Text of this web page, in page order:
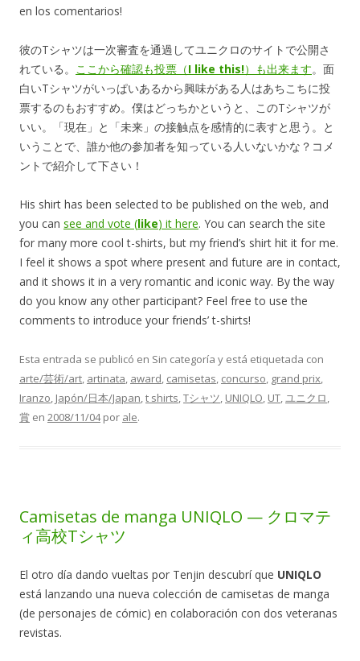
en los comentarios!
彼のTシャツは一次審査を通過してユニクロのサイトで公開さ
れている。 ここから確認も投票（I like this!）も出来ます。面
白いTシャツがいっぱいあるから興味がある人はあちこちに投
票するのもおすすめ。僕はどっちかというと、このTシャツが
いい。「現在」と「未来」の接触点を感情的に表すと思う。と
いうことで、誰か他の参加者を知っている人いないかな？コメ
ントで紹介して下さい！
His shirt has been selected to be published on the web, and
you can see and vote (like) it here. You can search the site
for many more cool t-shirts, but my friend’s shirt hit it for me.
I feel it shows a spot where present and future are in contact,
and it shows it in a very romantic and iconic way. By the way
do you know any other participant? Feel free to use the
comments to introduce your friends’ t-shirts!
Esta entrada se publicó en Sin categoría y está etiquetada con
arte/芸術/art, artinata, award, camisetas, concurso, grand prix,
Iranzo, Japón/日本/Japan,t shirts,Tシャツ, UNIQLO, UT,ユニクロ,
賞 en 2008/11/04por ale.
Camisetas de manga UNIQLO — クロマテ
ィ高校Tシャツ
El otro día dando vueltas por Tenjin descubrí que UNIQLO
está lanzando una nueva colección de camisetas de manga
(de personajes de cómic) en colaboración con dos veteranas
revistas.